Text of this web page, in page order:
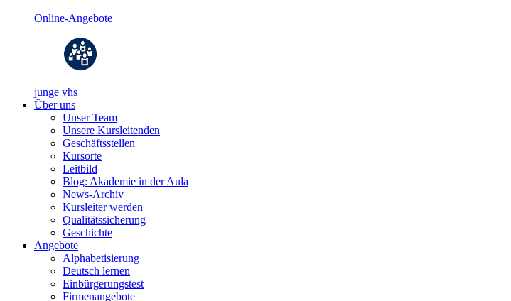
Online-Angebote
junge vhs
Über uns
Unser Team
Unsere Kursleitenden
Geschäftsstellen
Kursorte
Leitbild
Blog: Akademie in der Aula
News-Archiv
Kursleiter werden
Qualitätssicherung
Geschichte
Angebote
Alphabetisierung
Deutsch lernen
Einbürgerungstest
Firmenangebote